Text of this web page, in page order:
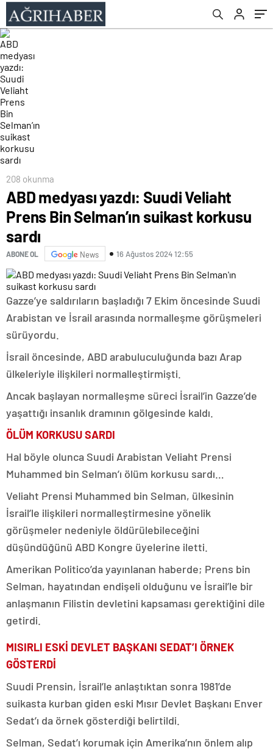
208 okunma
ABD medyası yazdı: Suudi Veliaht
Prens Bin Selman’ın suikast korkusu
sardı
ABONE OL News 16 Ağustos 2024 12:55
Gazze’ye saldırıların başladığı 7 Ekim öncesinde Suudi
Arabistan ve İsrail arasında normalleşme görüşmeleri
sürüyordu.
İsrail öncesinde, ABD arabuluculuğunda bazı Arap
ülkeleriyle ilişkileri normalleştirmişti.
Ancak başlayan normalleşme süreci İsrail’in Gazze’de
yaşattığı insanlık dramının gölgesinde kaldı.
ÖLÜM KORKUSU SARDI
Hal böyle olunca Suudi Arabistan Veliaht Prensi
Muhammed bin Selman’ı ölüm korkusu sardı…
Veliaht Prensi Muhammed bin Selman, ülkesinin
İsrail’le ilişkileri normalleştirmesine yönelik
görüşmeler nedeniyle öldürülebileceğini
düşündüğünü ABD Kongre üyelerine iletti.
Amerikan Politico’da yayınlanan haberde; Prens bin
Selman, hayatından endişeli olduğunu ve İsrail’le bir
anlaşmanın Filistin devletini kapsaması gerektiğini dile
getirdi.
MISIRLI ESKİ DEVLET BAŞKANI SEDAT’I ÖRNEK
GÖSTERDİ
Suudi Prensin, İsrail’le anlaştıktan sonra 1981’de
suikasta kurban giden eski Mısır Devlet Başkanı Enver
Sedat’ı da örnek gösterdiği belirtildi.
Selman, Sedat’ı korumak için Amerika’nın önlem alıp